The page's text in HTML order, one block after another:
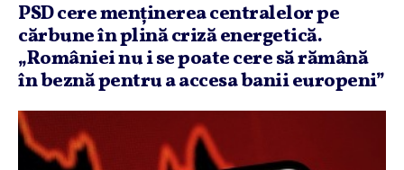
PSD cere menţinerea centralelor pe
cărbune în plină criză energetică.
„României nu i se poate cere să rămână
în beznă pentru a accesa banii europeni”